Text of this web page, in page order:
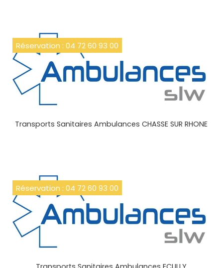
Réservation : 04 72 60 93 00
Transports Sanitaires Ambulances CHASSE SUR RHONE
Réservation : 04 72 60 93 00